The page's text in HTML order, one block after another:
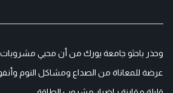
وحذر باحثو جامعة يورك من أن محبي مشروبات
عرضة للمعاناة من الصداع ومشاكل النوم